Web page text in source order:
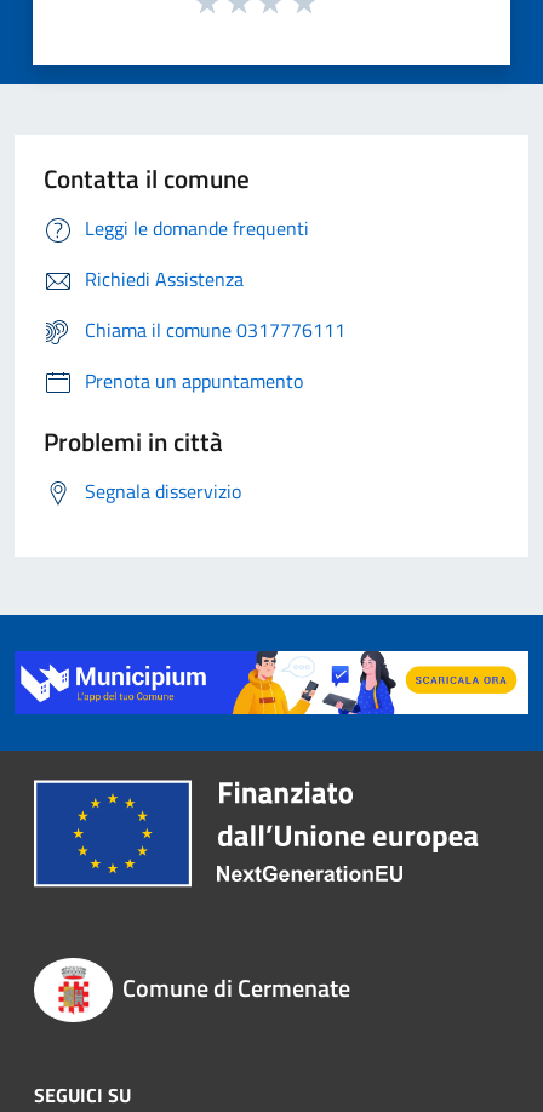
Contatta il comune
Leggi le domande frequenti
Richiedi Assistenza
Chiama il comune 0317776111
Prenota un appuntamento
Problemi in città
Segnala disservizio
Comune di Cermenate
SEGUICI SU